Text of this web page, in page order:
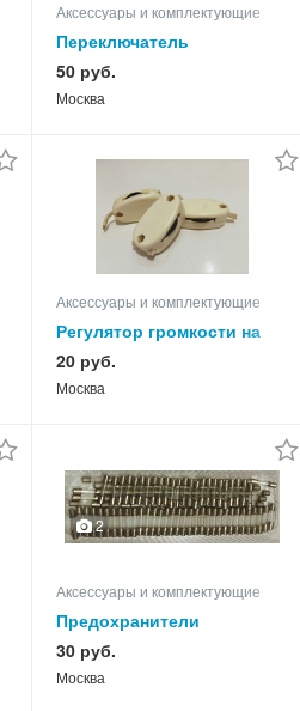
Аксессуары и комплектующие
Переключатель
PANASONIC SWITCH
RSH1A25Z
50 руб.
Москва
Аксессуары и комплектующие
Регулятор громкости на
советские наушники.
20 руб.
Москва
2
Аксессуары и комплектующие
Предохранители
стеклянные ПК-30, 30 мм,
из СССР
30 руб.
Москва